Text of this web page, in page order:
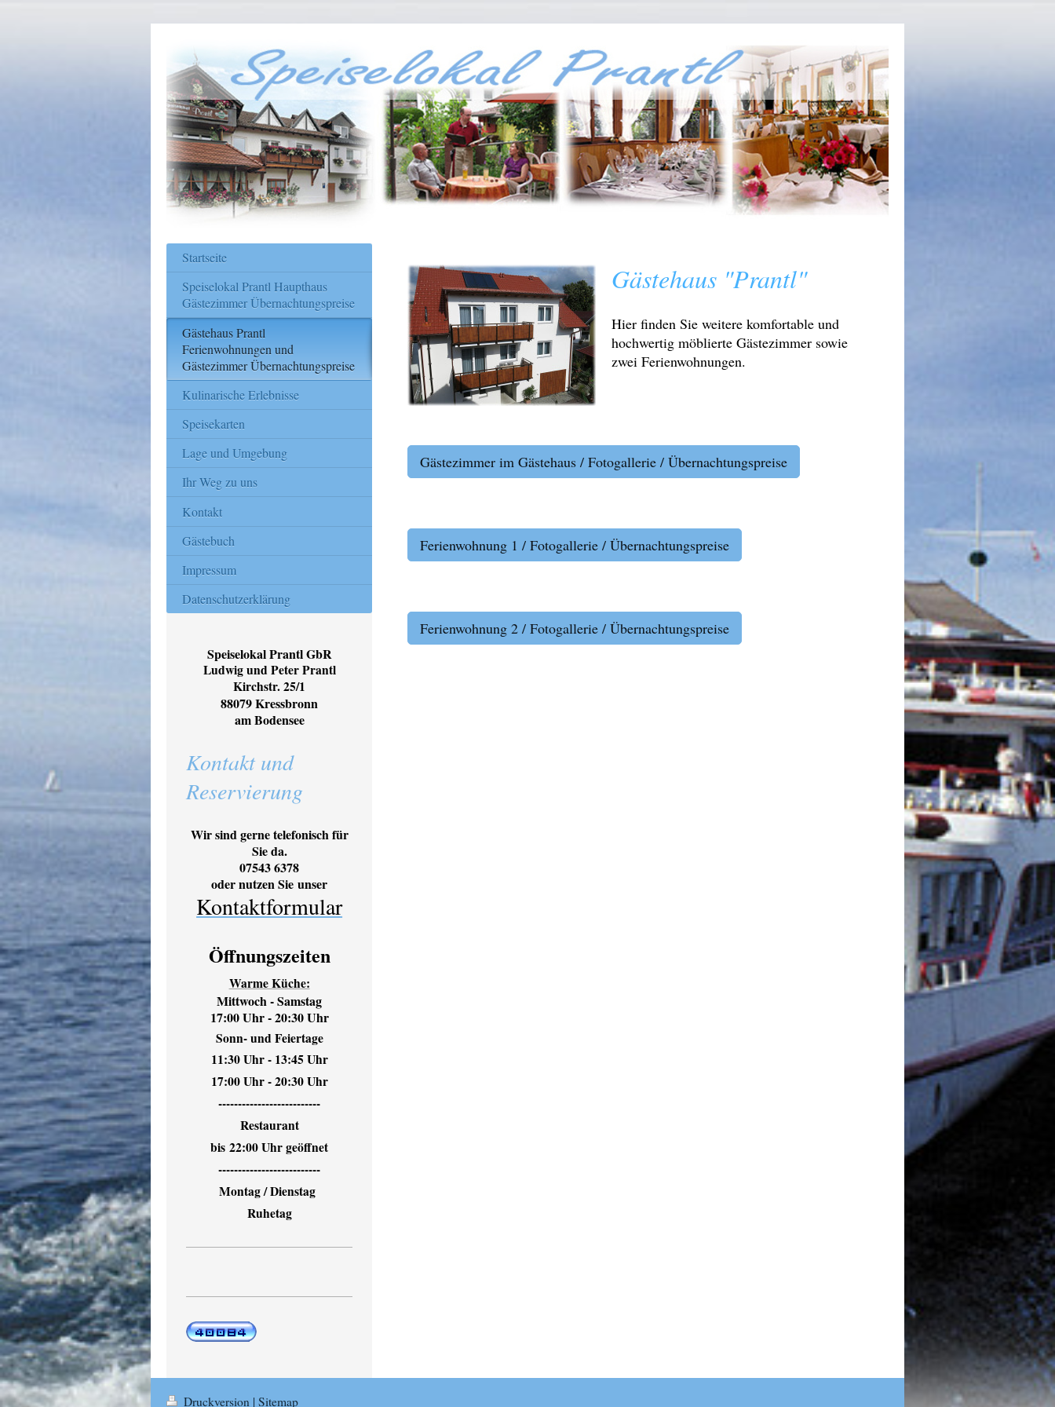
Gästehaus "Prantl"
Hier finden Sie weitere komfortable und
hochwertig möblierte Gästezimmer sowie
zwei Ferienwohnungen.
Gästezimmer im Gästehaus / Fotogallerie / Übernachtungspreise
Ferienwohnung 1 / Fotogallerie / Übernachtungspreise
Ferienwohnung 2 / Fotogallerie / Übernachtungspreise
Startseite
Speiselokal Prantl Haupthaus
Gästezimmer Übernachtungspreise
Gästehaus Prantl
Ferienwohnungen und
Gästezimmer Übernachtungspreise
Kulinarische Erlebnisse
Speisekarten
Lage und Umgebung
Ihr Weg zu uns
Kontakt
Gästebuch
Impressum
Datenschutzerklärung
Speiselokal Prantl GbR
Ludwig und Peter Prantl
Kirchstr. 25/1
88079 Kressbronn
am Bodensee
Kontakt und
Reservierung
Wir sind gerne telefonisch für
Sie da.
07543 6378
oder nutzen Sie unser
Kontaktformular
Öffnungszeiten
Warme Küche:
Mittwoch - Samstag
17:00 Uhr - 20:30 Uhr
Sonn- und Feiertage
11:30 Uhr - 13:45 Uhr
17:00 Uhr - 20:30 Uhr
--------------------------
Restaurant
bis22:00 Uhr geöffnet
--------------------------
Montag / Dienstag
Ruhetag
Druckversion | Sitemap